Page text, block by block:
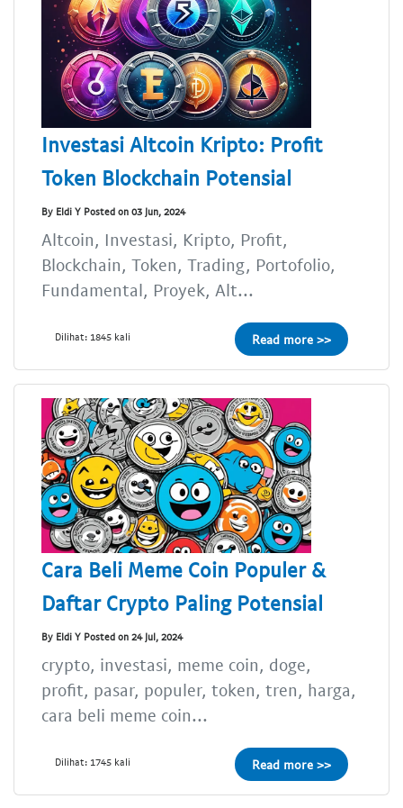
Investasi Altcoin Kripto: Profit
Token Blockchain Potensial
By Eldi Y Posted on 03 Jun, 2024
Altcoin, Investasi, Kripto, Profit,
Blockchain, Token, Trading, Portofolio,
Fundamental, Proyek, Alt...
Dilihat: 1845 kali Read more >>
Cara Beli Meme Coin Populer &
Daftar Crypto Paling Potensial
By Eldi Y Posted on 24 Jul, 2024
crypto, investasi, meme coin, doge,
profit, pasar, populer, token, tren, harga,
cara beli meme coin...
Dilihat: 1745 kali Read more >>